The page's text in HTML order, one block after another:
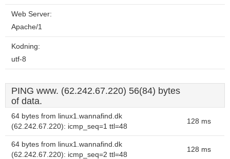
Web Server:
Apache/1
Kodning:
utf-8
PING www. (62.242.67.220) 56(84) bytes
of data.
64 bytes from linux1.wannafind.dk
(62.242.67.220): icmp_seq=1 ttl=48
128 ms
64 bytes from linux1.wannafind.dk
(62.242.67.220): icmp_seq=2 ttl=48
128 ms